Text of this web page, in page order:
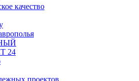
качество
24
проектов